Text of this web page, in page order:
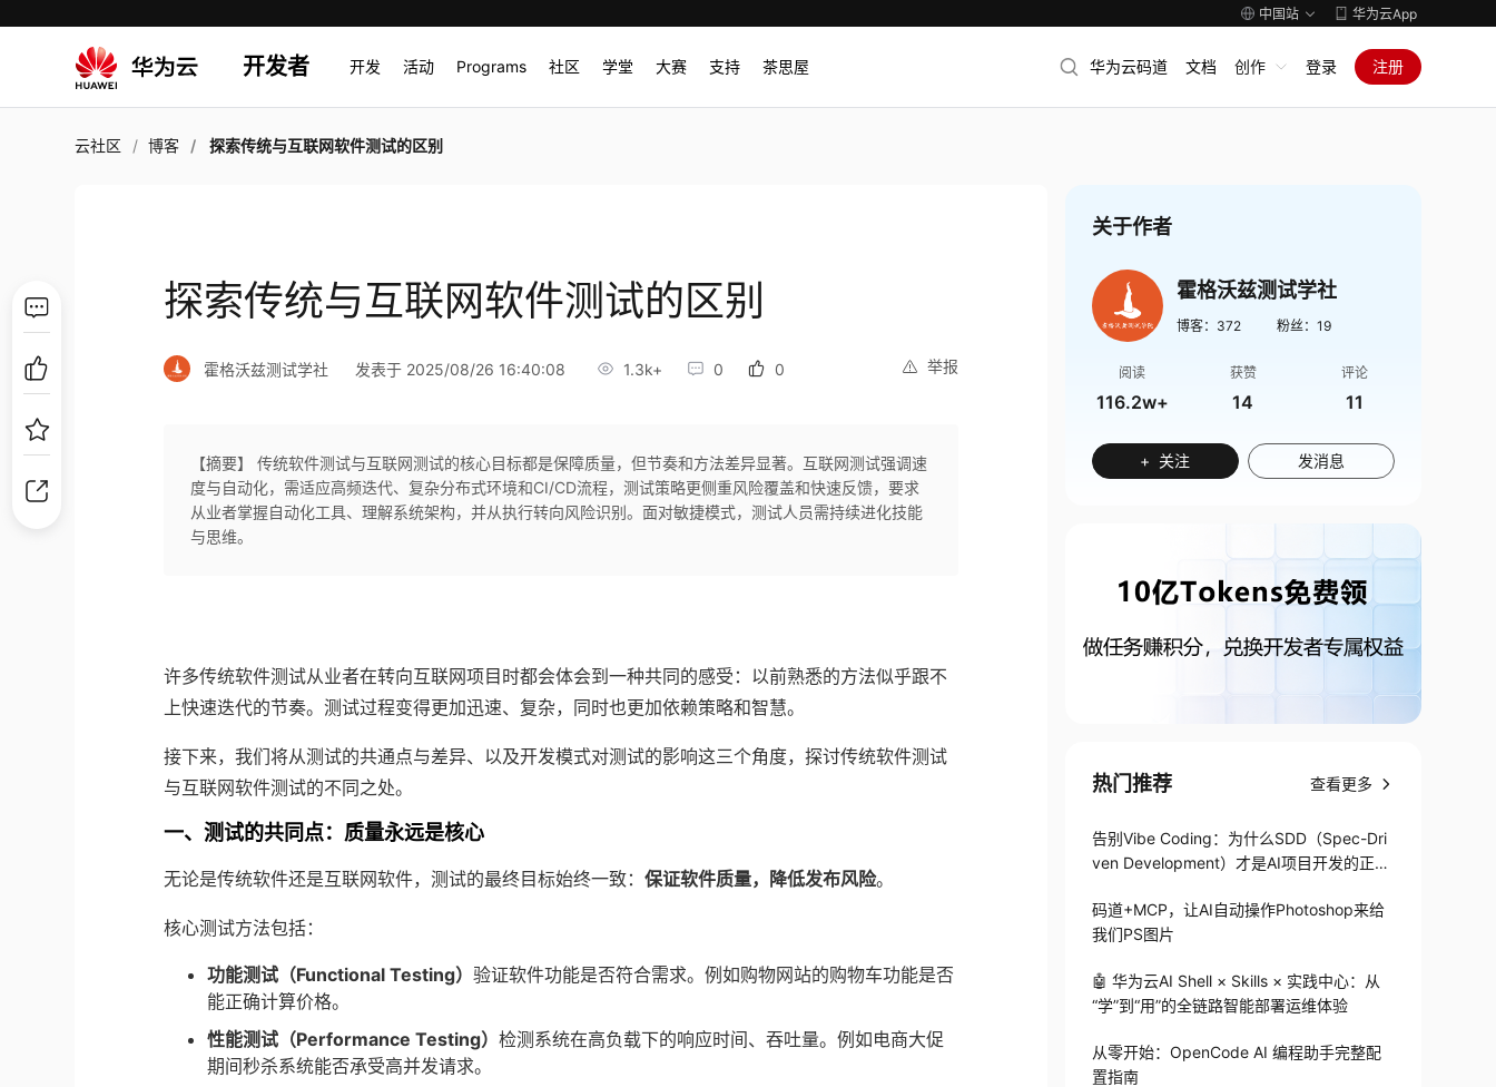
中国站 华为云App
开发者 开发 活动 Programs 社区 学堂 大赛 支持 茶思屋 华为云码道 文档 创作 登录 注册
云社区 博客 探索传统与互联网软件测试的区别
探索传统与互联网软件测试的区别
举报
霍格沃兹测试学社 发表于 2025/08/26 16:40:08 1.3k+ 0 0
【摘要】 传统软件测试与互联网测试的核心目标都是保障质量，但节奏和方法差异显著。互联网测试强调速
度与自动化，需适应高频迭代、复杂分布式环境和CI/CD流程，测试策略更侧重风险覆盖和快速反馈，要求
从业者掌握自动化工具、理解系统架构，并从执行转向风险识别。面对敏捷模式，测试人员需持续进化技能
与思维。
许多传统软件测试从业者在转向互联网项目时都会体会到一种共同的感受：以前熟悉的方法似乎跟不
上快速迭代的节奏。测试过程变得更加迅速、复杂，同时也更加依赖策略和智慧。
接下来，我们将从测试的共通点与差异、以及开发模式对测试的影响这三个角度，探讨传统软件测试
与互联网软件测试的不同之处。
一、测试的共同点：质量永远是核心
无论是传统软件还是互联网软件，测试的最终目标始终一致：保证软件质量，降低发布风险。
核心测试方法包括：
功能测试（Functional Testing）验证软件功能是否符合需求。例如购物网站的购物车功能是否
能正确计算价格。
性能测试（Performance Testing）检测系统在高负载下的响应时间、吞吐量。例如电商大促
期间秒杀系统能否承受高并发请求。
关于作者
霍格沃兹测试学社
博客： 372 粉丝： 19
阅读
116.2w+
获赞
14
评论
11
+ 关注 发消息
热门推荐 查看更多
告别Vibe Coding：为什么SDD（Spec-Dri
ven Development）才是AI项目开发的正确
码道+MCP，让AI自动操作Photoshop来给
我们PS图片
🤖 华为云AI Shell × Skills × 实践中心：从
“学”到“用”的全链路智能部署运维体验
从零开始：OpenCode AI 编程助手完整配
置指南